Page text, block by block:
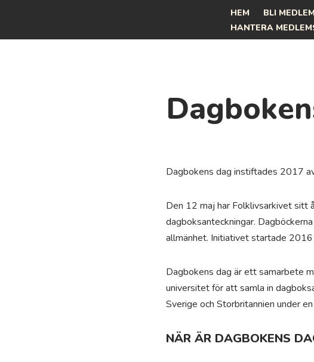
HEM BLI
HANTERA
Dagbokens dag instiftades 2017
Den 12 maj har Folklivsarkivet sitt
dagboksanteckningar.
allmänhet. Initiativet startade 2016
Dagbokens dag är ett samarbete
universitet för att samla in
Sverige och Storbritannien under
NÄR ÄR DAGBOKENS